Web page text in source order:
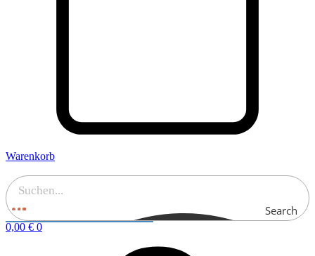
Warenkorb
Search
0,00 € 0